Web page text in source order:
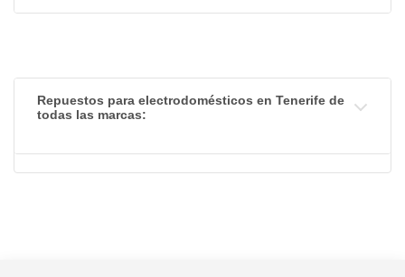
Repuestos para electrodomésticos en Tenerife de
todas las marcas: